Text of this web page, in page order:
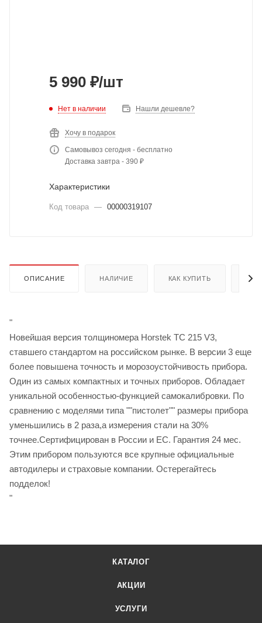
5 990 ₽/шт
Нет в наличии Нашли дешевле?
Хочу в подарок
Самовывоз сегодня - бесплатно
Доставка завтра - 390 ₽
Характеристики
Код товара — 00000319107
ОПИСАНИЕ НАЛИЧИЕ КАК КУПИТЬ
"
Новейшая версия толщиномера Horstek TC 215 V3,
ставшего стандартом на российском рынке. В версии 3 еще
более повышена точность и морозоустойчивость прибора.
Один из самых компактных и точных приборов. Обладает
уникальной особенностью-функцией самокалибровки. По
сравнению с моделями типа ""пистолет"" размеры прибора
уменьшились в 2 раза,а измерения стали на 30%
точнее.Сертифицирован в России и ЕС. Гарантия 24 мес.
Этим прибором пользуются все крупные официальные
автодилеры и страховые компании. Остерегайтесь
подделок!
"
КАТАЛОГ
АКЦИИ
УСЛУГИ